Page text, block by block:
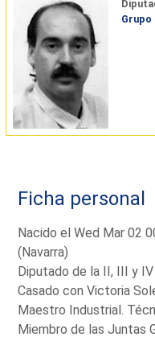
Ficha personal
Nacido el Wed Mar 02
(Navarra)
Diputado de la II, III y
Casado con Victoria
Maestro Industrial.
Miembro de las Juntas